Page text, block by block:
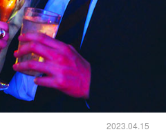
2023.04.15